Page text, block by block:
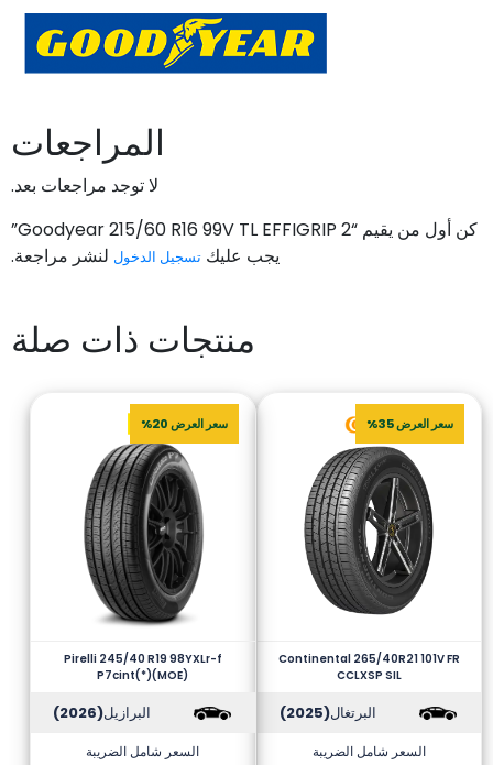
المراجعات
لا توجد مراجعات بعد.
كن أول من يقيم “Goodyear 215/60 R16 99V TL EFFIGRIP 2”
يجب عليك تسجيل الدخول لنشر مراجعة.
منتجات ذات صلة
سعر العرض 35%
Continental 265/40R21 101V FR
CCLXSP SIL
البرتغال(2025)
السعر شامل الضريبة
سعر العرض 20%
Pirelli 245/40 R19 98YXLr-f
P7cint(*)(MOE)
البرازيل(2026)
السعر شامل الضريبة